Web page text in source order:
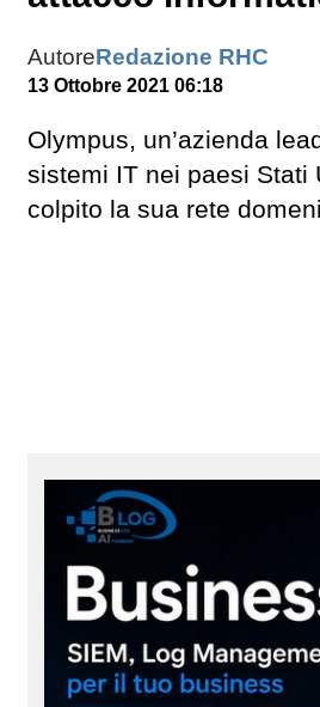
AutoreRedazione RHC
13 Ottobre 2021 06:18
Olympus, un’azienda
sistemi IT nei paesi Stati
colpito la sua rete